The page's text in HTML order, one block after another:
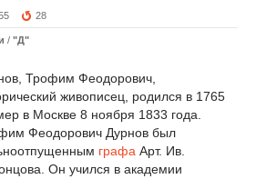
28
/ "Д"
Трофим Феодорович,
живописец, родился в 1765
в Москве 8 ноября 1833 года.
Феодорович Дурнов был
графа Арт. Ив.
Он учился в академии